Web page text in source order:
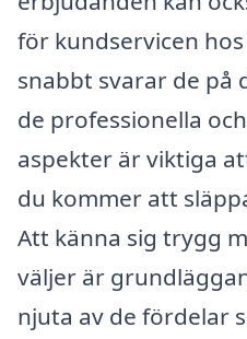
för kundservicen
snabbt svarar de på
de professionella
aspekter är viktiga
du kommer att
Att känna sig trygg
väljer är
njuta av de fördelar